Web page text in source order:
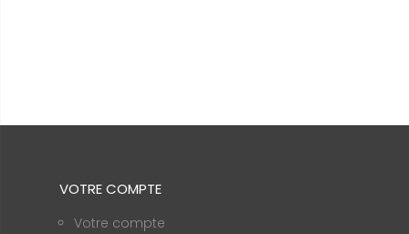
VOTRE COMPTE
Votre compte